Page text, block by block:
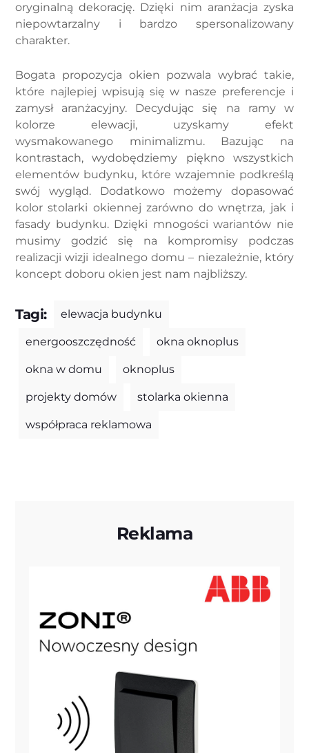
oryginalną dekorację. Dzięki nim aranżacja zyska
niepowtarzalny i bardzo spersonalizowany
charakter.
Bogata propozycja okien pozwala wybrać takie,
które najlepiej wpisują się w nasze preferencje i
zamysł aranżacyjny. Decydując się na ramy w
kolorze elewacji, uzyskamy efekt
wysmakowanego minimalizmu. Bazując na
kontrastach, wydobędziemy piękno wszystkich
elementów budynku, które wzajemnie podkreślą
swój wygląd. Dodatkowo możemy dopasować
kolor stolarki okiennej zarówno do wnętrza, jak i
fasady budynku. Dzięki mnogości wariantów nie
musimy godzić się na kompromisy podczas
realizacji wizji idealnego domu – niezależnie, który
koncept doboru okien jest nam najbliższy.
Tagi: elewacja budynku
energooszczędność okna oknoplus
okna w domu oknoplus
projekty domów stolarka okienna
współpraca reklamowa
Reklama